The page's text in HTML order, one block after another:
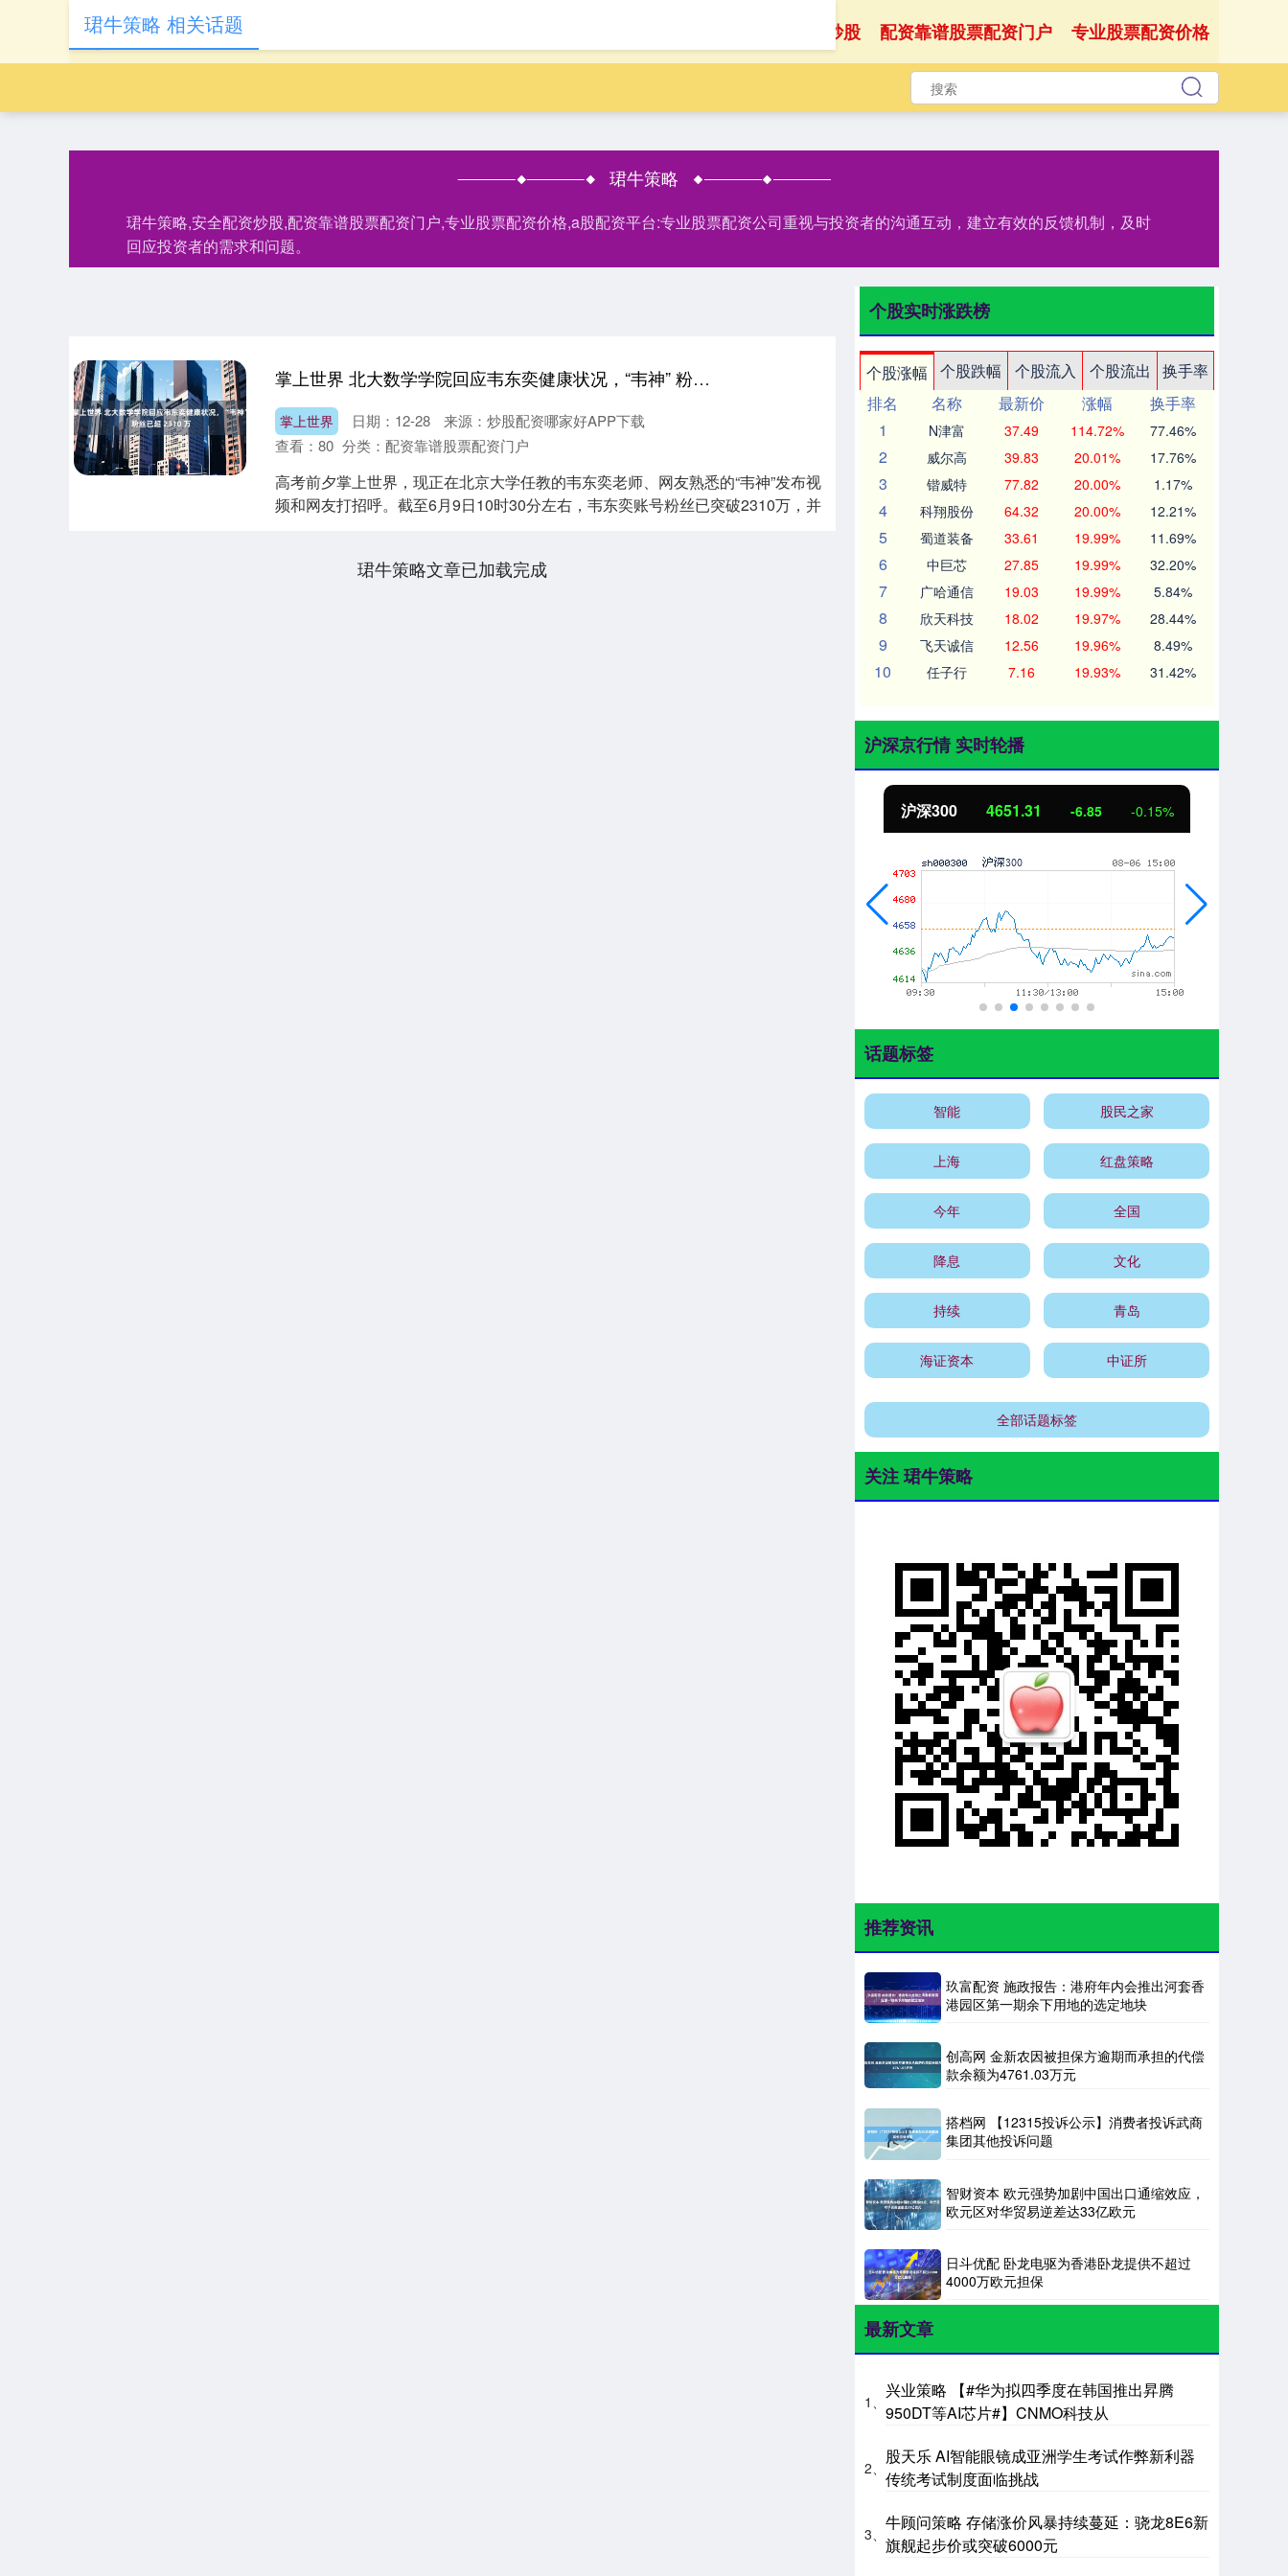
安全配资炒股 配资靠谱股票配资门户 专业股票配资价格
珺牛策略
珺牛策略,安全配资炒股,配资靠谱股票配资门户,专业股票配资价格,a股配资平台:专业股票配资公司重视与投资者的沟通互动，建立有效的反馈机制，及时
回应投资者的需求和问题。
珺牛策略 相关话题
掌上世界 北大数学学院回应韦东奕健康状况，“韦神” 粉丝已超 2310 万
掌上世界 日期：12-28
来源：炒股配资哪家好APP下载
查看： 80 分类： 配资靠谱股票配资门户
高考前夕掌上世界，现正在北京大学任教的韦东奕老师、网友熟悉的“韦神”发布视
频和网友打招呼。截至6月9日10时30分左右，韦东奕账号粉丝已突破2310万，并
珺牛策略文章已加载完成
个股实时涨跌榜
个股涨幅 个股跌幅 个股流入 个股流出
换手率
排名
名称 最新价 涨幅
换手率
1
N津富 37.49 114.72% 77.46%
2 威尔高 39.83 20.01% 17.76%
3 锴威特 77.82 20.00% 1.17%
4 科翔股份 64.32 20.00% 12.21%
5 蜀道装备 33.61 19.99% 11.69%
6 中巨芯 27.85 19.99% 32.20%
7 广哈通信 19.03 19.99% 5.84%
8 欣天科技 18.02 19.97% 28.44%
9 飞天诚信 12.56 19.96% 8.49%
10 任子行 7.16 19.93% 31.42%
沪深京行情 实时轮播
沪深300 4651.31 -6.85 -0.15%
话题标签
智能 股民之家
上海 红盘策略
今年 全国
降息 文化
持续 青岛
海证资本 中证所
全部话题标签
关注 珺牛策略
推荐资讯
玖富配资 施政报告：港府年内会推出河套香
港园区第一期余下用地的选定地块
创高网 金新农因被担保方逾期而承担的代偿
款余额为4761.03万元
搭档网 【12315投诉公示】消费者投诉武商
集团其他投诉问题
智财资本 欧元强势加剧中国出口通缩效应，
欧元区对华贸易逆差达33亿欧元
日斗优配 卧龙电驱为香港卧龙提供不超过
4000万欧元担保
最新文章
1、
兴业策略 【#华为拟四季度在韩国推出昇腾
950DT等AI芯片#】CNMO科技从
2、
股天乐 AI智能眼镜成亚洲学生考试作弊新利器
传统考试制度面临挑战
3、
牛顾问策略 存储涨价风暴持续蔓延：骁龙8E6新
旗舰起步价或突破6000元